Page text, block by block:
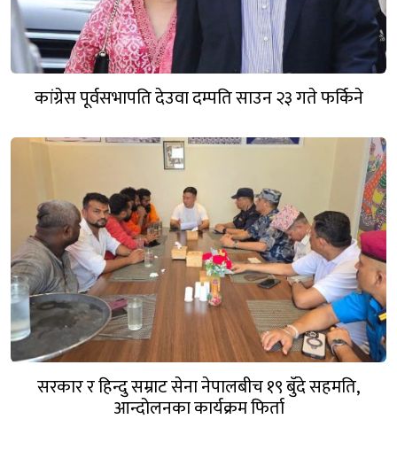
कांग्रेस पूर्वसभापति देउवा दम्पति साउन २३ गते फर्किने
सरकार र हिन्दु सम्राट सेना नेपालबीच १९ बुँदे सहमति,
आन्दोलनका कार्यक्रम फिर्ता